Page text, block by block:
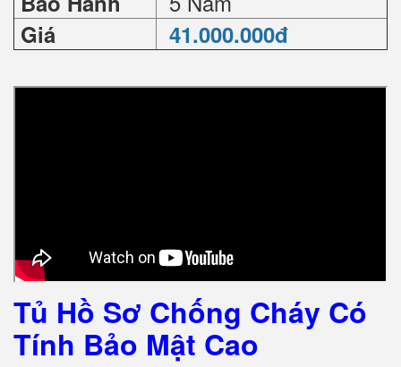
Giá 41.000.000đ
Tủ Hồ Sơ Chống Cháy Có
Tính Bảo Mật Cao